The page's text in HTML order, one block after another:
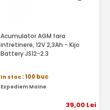
Acumulator AGM fara
intretinere, 12V 2,3Ah - Kijo
Battery JS12-2.3
In stoc: 100 buc
Expediem Maine
39,00 Lei